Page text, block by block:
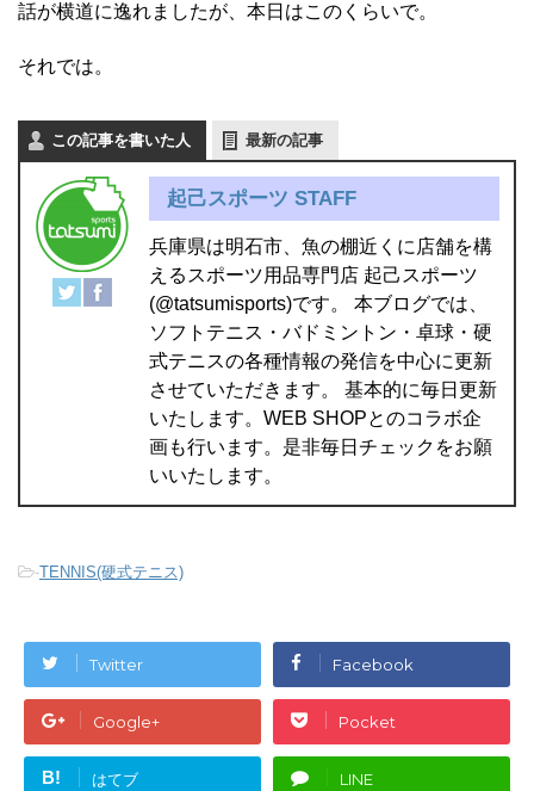
話が横道に逸れましたが、本日はこのくらいで。
それでは。
この記事を書いた人 最新の記事
起己スポーツ STAFF
兵庫県は明石市、魚の棚近くに店舗を構
えるスポーツ用品専門店 起己スポーツ
(@tatsumisports)です。 本ブログでは、
ソフトテニス・バドミントン・卓球・硬
式テニスの各種情報の発信を中心に更新
させていただきます。 基本的に毎日更新
いたします。WEB SHOPとのコラボ企
画も行います。是非毎日チェックをお願
いいたします。
-TENNIS(硬式テニス)
Twitter Facebook
Google+ Pocket
B! はてブ LINE